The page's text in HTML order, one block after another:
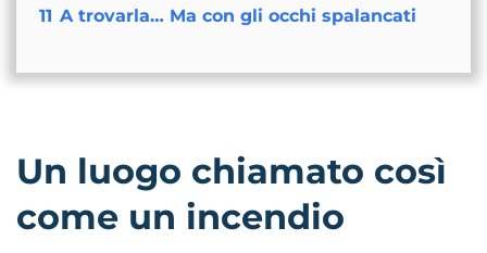
11 A trovarla… Ma con gli occhi spalancati
Un luogo chiamato così
come un incendio